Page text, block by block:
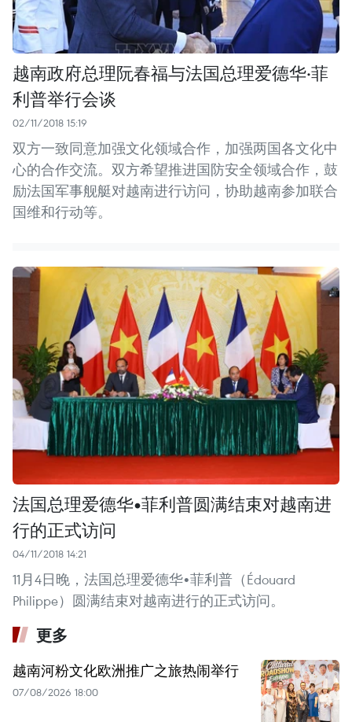
越南政府总理阮春福与法国总理爱德华·菲
利普举行会谈
02/11/2018 15:19
双方一致同意加强文化领域合作，加强两国各文化中
心的合作交流。双方希望推进国防安全领域合作，鼓
励法国军事舰艇对越南进行访问，协助越南参加联合
国维和行动等。
法国总理爱德华•菲利普圆满结束对越南进
行的正式访问
04/11/2018 14:21
11月4日晚，法国总理爱德华•菲利普（Édouard
Philippe）圆满结束对越南进行的正式访问。
更多
越南河粉文化欧洲推广之旅热闹举行
07/08/2026 18:00